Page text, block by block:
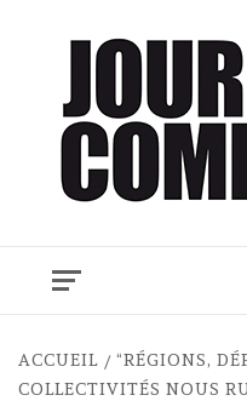
Menu
ACCUEIL
“RÉGIONS,
COLLECTIVITÉS NOUS